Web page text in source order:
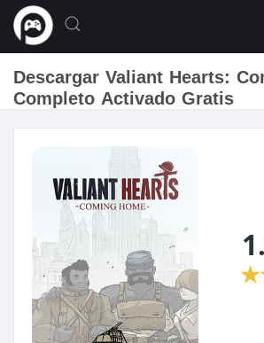
Descargar Valiant Hearts:
Completo Activado Gratis
★